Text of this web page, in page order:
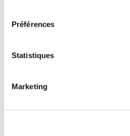
Préférences
Statistiques
Marketing
prière un dialogue
3,00€Ajouter au panier